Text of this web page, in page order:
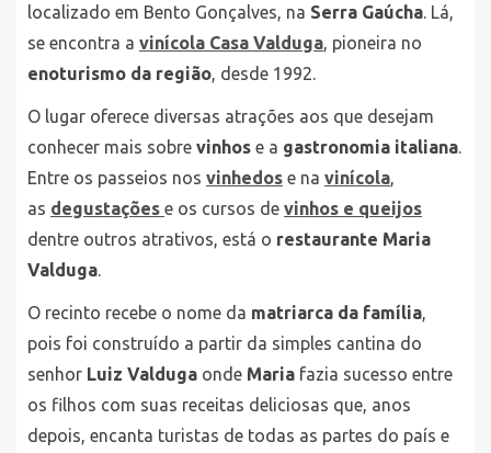
localizado em Bento Gonçalves, na Serra Gaúcha. Lá,
se encontra a vinícola Casa Valduga, pioneira no
enoturismo da região, desde 1992.
O lugar oferece diversas atrações aos que desejam
conhecer mais sobre vinhos e a gastronomia italiana.
Entre os passeios nos vinhedos e na vinícola,
as degustações e os cursos de vinhos e queijos
dentre outros atrativos, está o restaurante Maria
Valduga.
O recinto recebe o nome da matriarca da família,
pois foi construído a partir da simples cantina do
senhor Luiz Valduga onde Maria fazia sucesso entre
os filhos com suas receitas deliciosas que, anos
depois, encanta turistas de todas as partes do país e